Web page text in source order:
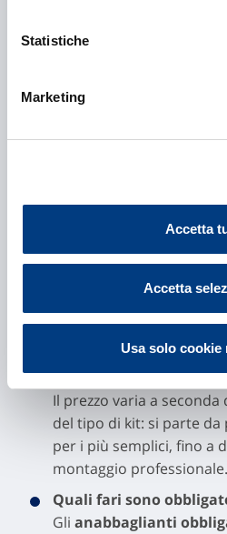
Statistiche
Marketing
Accetta
Accetta
Usa solo cookie
Per chiarire meglio
alcune delle domande più
Quando sono
intensa, mai in
Cosa usare al posto dei
In assenza di
buona visibilità.
Perché, non essendo
non sono tenuti a
Quanto costa far
Il prezzo varia a seconda
del tipo di kit: si parte da
per i più semplici, fino a
montaggio professionale.
Quali fari sono
Gli anabbaglianti